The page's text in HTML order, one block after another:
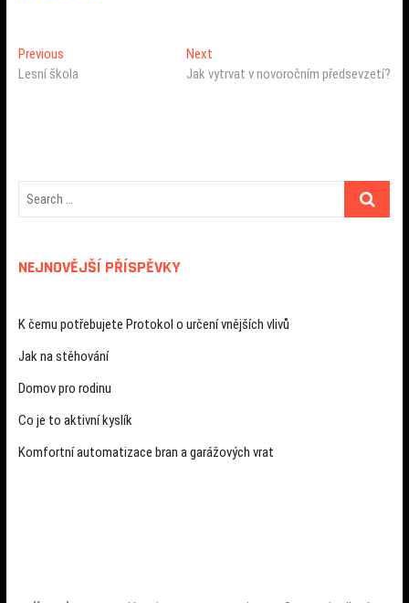
Navigace
pro
PreviousPrevious
post:
Lesní škola
Next
post:
Jak vytrvat v novoročním předsevzetí?
NEJNOVĚJŠÍ PŘÍSPĚVKY
K čemu potřebujete Protokol o určení vnějších vlivů
Jak na stěhování
Domov pro rodinu
Co je to aktivní kyslík
Komfortní automatizace bran a garážových vrat